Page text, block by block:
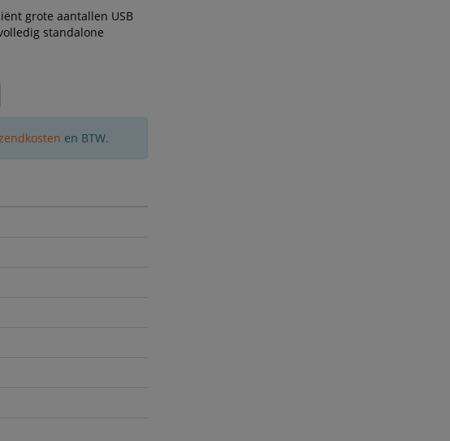
grote aantallen USB
standalone
en BTW.